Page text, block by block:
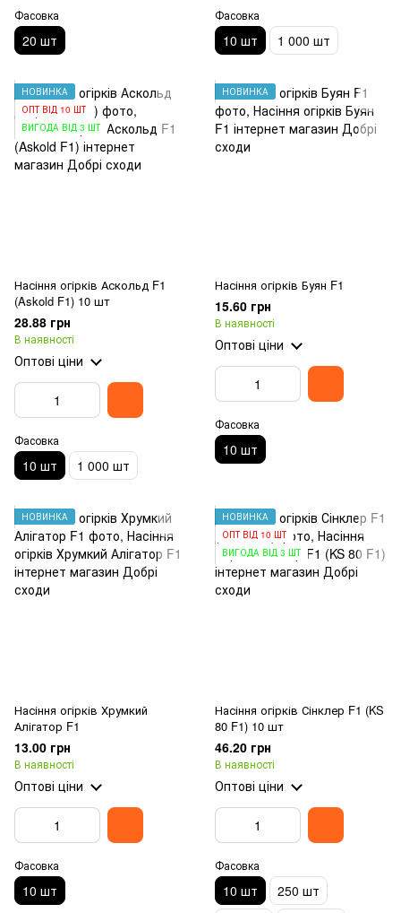
Фасовка
20 шт
Фасовка
10 шт 1 000 шт
НОВИНКА
ОПТ ВІД 10 ШТ
ВИГОДА ВІД 3 ШТ
Насіння огірків Аскольд F1
(Askold F1) 10 шт
28.88 грн
В наявності
Оптові ціни
Фасовка
10 шт 1 000 шт
НОВИНКА
Насіння огірків Буян F1
15.60 грн
В наявності
Оптові ціни
Фасовка
10 шт
НОВИНКА
Насіння огірків Хрумкий
Алігатор F1
13.00 грн
В наявності
Оптові ціни
Фасовка
10 шт
НОВИНКА
ОПТ ВІД 10 ШТ
ВИГОДА ВІД 3 ШТ
Насіння огірків Сінклер F1 (KS
80 F1) 10 шт
46.20 грн
В наявності
Оптові ціни
Фасовка
10 шт
250 шт